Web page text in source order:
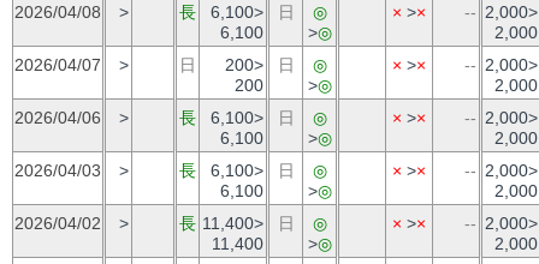
2026/04/08
> 長
6,100>
6,100
日
◎
>◎
× >× -- 2,000>
2,000
2026/04/07
> 日
200>
200
日
◎
>◎
× >× -- 2,000>
2,000
2026/04/06
> 長
6,100>
6,100
日
◎
>◎
× >× -- 2,000>
2,000
2026/04/03
> 長
6,100>
6,100
日
◎
>◎
× >× -- 2,000>
2,000
2026/04/02
> 長 11,400>
11,400
日
◎
>◎
× >× -- 2,000>
2,000